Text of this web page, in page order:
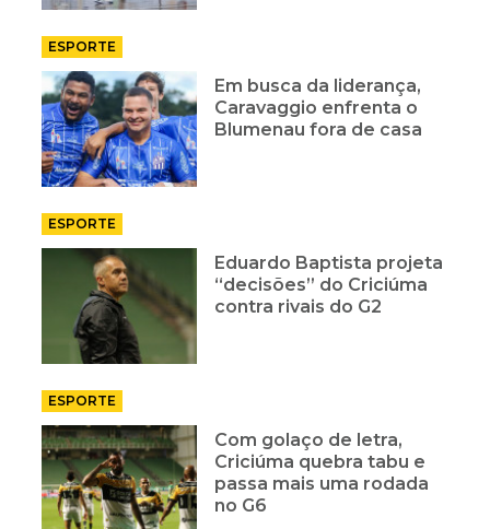
ESPORTE
Em busca da liderança,
Caravaggio enfrenta o
Blumenau fora de casa
ESPORTE
Eduardo Baptista projeta
“decisões” do Criciúma
contra rivais do G2
ESPORTE
Com golaço de letra,
Criciúma quebra tabu e
passa mais uma rodada
no G6